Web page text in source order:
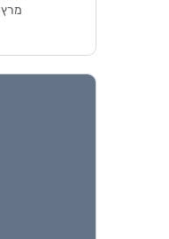
מרץ 9, 2025